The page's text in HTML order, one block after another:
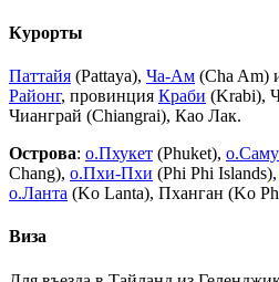
Курорты
Паттайя (Pattaya), Ча-Ам (Cha Am)
Районг, провинция Краби (Krabi),
Чианграй (Chiangrai), Као Лак.
Острова: о.Пхукет (Phuket),
Chang), о.Пхи-Пхи (Phi Phi Islands),
о.Ланта (Ko Lanta), Пханган (Ko
Виза